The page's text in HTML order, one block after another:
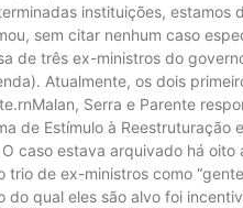
instituições, estamos
sem citar nenhum caso
de três ex-ministros do
Atualmente, os dois
Serra e Parente
de Estímulo à Reestruturação
caso estava arquivado há oito
trio de ex-ministros como
do qual eles são alvo foi